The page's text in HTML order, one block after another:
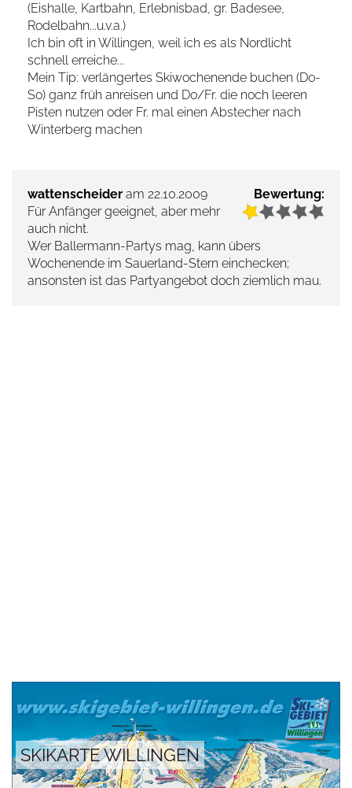
(Eishalle, Kartbahn, Erlebnisbad, gr. Badesee,
Rodelbahn...u.v.a.)
Ich bin oft in Willingen, weil ich es als Nordlicht
schnell erreiche...
Mein Tip: verlängertes Skiwochenende buchen (Do-
So) ganz früh anreisen und Do/Fr. die noch leeren
Pisten nutzen oder Fr. mal einen Abstecher nach
Winterberg machen
Bewertung:
wattenscheider am 22.10.2009
Für Anfänger geeignet, aber mehr
auch nicht.
Wer Ballermann-Partys mag, kann übers
Wochenende im Sauerland-Stern einchecken;
ansonsten ist das Partyangebot doch ziemlich mau.
SKIKARTE WILLINGEN